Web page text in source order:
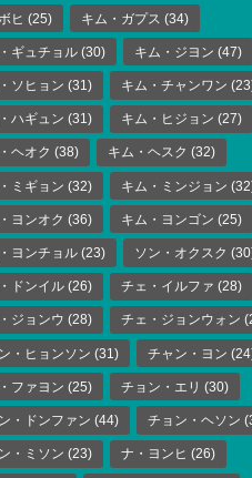
ヒ (25) キム・ガプス (34)
ギュチョル (30) キム・ジヨン (47)
ソヒョン (31) キム・チャンワン
ハギュン (31) キム・ヒジョン (27)
ヘオク (38) キム・ヘスク (32)
ミギョン (32) キム・ミンジョン
ヨンオク (36) キム・ヨンゴン (25)
ヨンチョル (23) ソン・オクスク
ドンイル (26) チェ・イルファ (28)
ジョンウ (28) チェ・ジョンウォン
・ヒョンソン (31) チャン・ヨン
ファヨン (25) チョン・エリ (30)
・ドンファン (44) チョン・ヘソン
・ミソン (23) ナ・ヨンヒ (26)